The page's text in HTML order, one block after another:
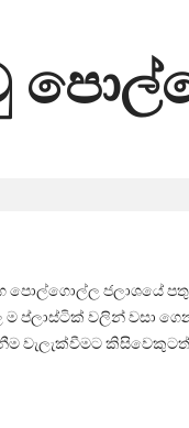
ජලාශයේ
ප්ලාස්ටික් වලින් වසා
වැලැක්වීමට